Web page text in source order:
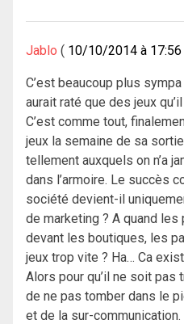
Jablo 10/10/2014 à 17:56
C’est beaucoup plus
aurait raté que des jeux
C’est comme tout,
jeux la semaine de sa
tellement auxquels on n’a
dans l’armoire. Le succès
société devient-il
de marketing ? A quand les
devant les boutiques, les
jeux trop vite ? Ha… Ca
Alors pour qu’il ne soit pas
de ne pas tomber dans le
et de la sur-